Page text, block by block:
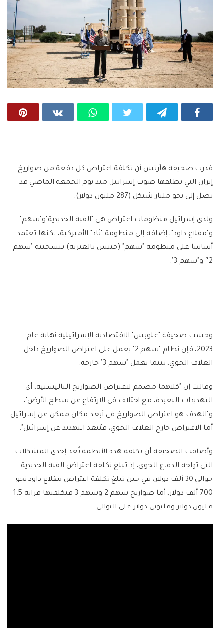
قدرت صحيفة هآرتس أن تكلفة اعتراض كل دفعة من صواريخ
إيران التي تطلقها صوب إسرائيل منذ يوم الجمعة الماضي قد
تصل إلى نحو مليار شيكل (287 مليون دولار).
ولدى إسرائيل منظومات اعتراض هي "القبة الحديدية"و"سهم"
و"مقلاع داود"، إضافة إلى منظومة "ثاد" الأميركية، لكنها تعتمد
أساسا على منظومة "سهم" (حيتس بالعبرية) بنسختيه "سهم
2″ و"سهم 3".
وحسب صحيفة "غلوبس" الاقتصادية الإسرائيلية نهاية عام
2023، فإن نظام "سهم 2" يعمل على اعتراض الصواريخ داخل
الغلاف الجوي، بينما يعمل "سهم 3" خارجه.
وقالت إن "كلاهما مصمم لاعتراض الصواريخ الباليستية، أي
التهديدات البعيدة، مع اختلاف في الارتفاع عن سطح الأرض"،
و"الهدف هو اعتراض الصواريخ في أبعد مكان ممكن عن إسرائيل.
أما الاعتراض خارج الغلاف الجوي، فيُبعد التهديد عن إسرائيل".
وأضافت الصحيفة أن تكلفة هذه الأنظمة تُعد إحدى المشكلات
التي تواجه الدفاع الجوي، إذ تبلغ تكلفة اعتراض القبة الحديدية
حوالي 30 ألف دولار، في حين تبلغ تكلفة اعتراض مقلاع داود نحو
700 ألف دولار، أما صواريخ سهم 2 وسهم 3 فتكلفتها قرابة 1.5
مليون دولار ومليوني دولار على التوالي.